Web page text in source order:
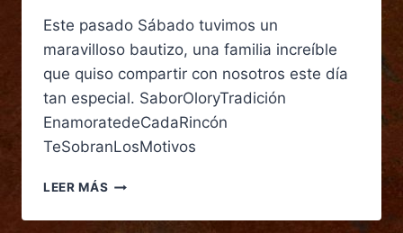
Este pasado Sábado tuvimos un
maravilloso bautizo, una familia increíble
que quiso compartir con nosotros este día
tan especial. SaborOloryTradición
EnamoratedeCadaRincón
TeSobranLosMotivos
LEER MÁS